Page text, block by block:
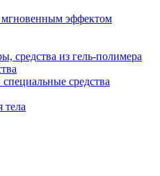
эффектом
средства из гель-полимера
средства
тела